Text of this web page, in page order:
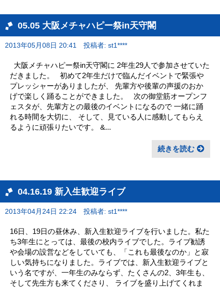
05.05 大阪メチャハピー祭in天守閣
2013年05月08日 20:41 投稿者: st1****
大阪メチャハピー祭in天守閣に 2年生29人で参加させていた
だきました。 初めて2年生だけで臨んだイベントで緊張や
プレッシャーがありましたが、 先輩方や後輩の声援のおか
げで楽しく踊ることができました。 次の御堂筋オープンフ
ェスタが、先輩方との最後のイベントになるので 一緒に踊
れる時間を大切に、 そして、見ている人に感動してもらえ
るように頑張りたいです。 &...
続きを読む
04.16.19 新入生歓迎ライブ
2013年04月24日 22:24 投稿者: st1****
16日、19日の昼休み、新入生歓迎ライブを行いました。私た
ち3年生にとっては、最後の校内ライブでした。ライブ勧誘
や会場の設営などをしていても、「これも最後なのか」と寂
しい気持ちになりました。ライブでは、新入生歓迎ライブと
いう名ですが、一年生のみならず、たくさんの2、3年生も、
そして先生方も来てくださり、 ライブを盛り上げてくれま